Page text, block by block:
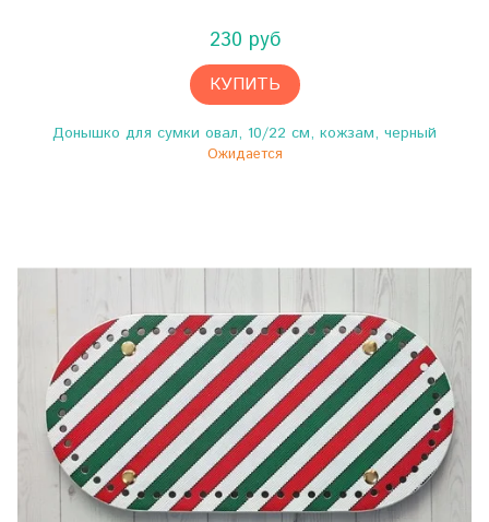
230 руб
КУПИТЬ
Донышко для сумки овал, 10/22 см, кожзам, черный
Ожидается